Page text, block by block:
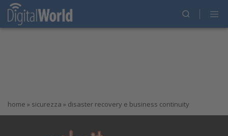
home » sicurezza » disaster recovery e business continuity